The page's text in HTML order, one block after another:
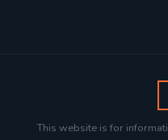
This website is for